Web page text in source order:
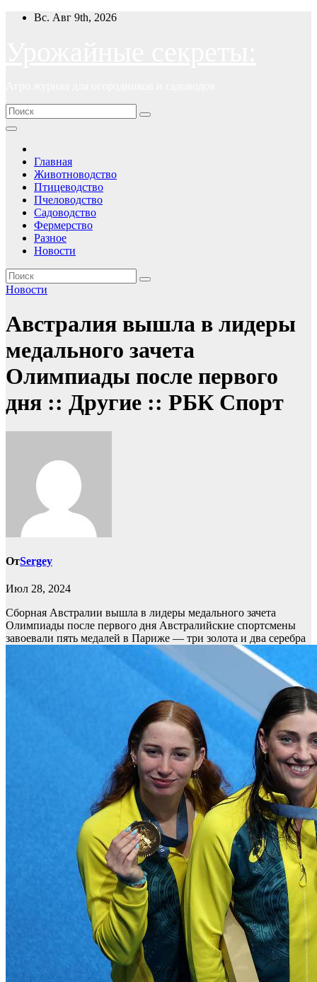
ПерейтиВс. Авг 9th, 2026
Главная
Животноводство
Птицеводство
Пчеловодство
Садоводство
Фермерство
Разное
Новости
Новости
Австралия вышла в лидеры
медального зачета
Олимпиады после первого
дня :: Другие :: РБК Спорт
ОтSergey
Июл 28, 2024
Сборная Австралии вышла в лидеры медального зачета
Олимпиады после первого дня Австралийские спортсмены
завоевали пять медалей в Париже — три золота и два серебра